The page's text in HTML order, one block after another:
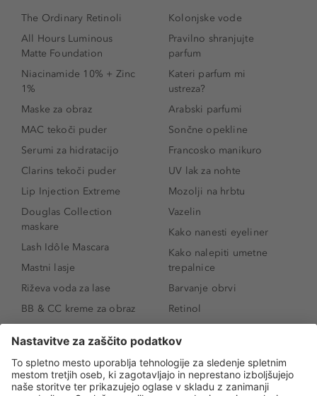
The Ordinary Retinoli
All Hours Luminous
Matte Foundation
Niacinamide 10% + Zinc
1%
Maske za obraz
MAC tekoči puder
Serumi za hidratacijo
Clarins tekoči puder
Lip Injection Extreme
Douglas Collection
maskare
Lash Idôle Mascara
Mastni lasje
Riževa voda za lase
BB & CC kreme za obraz
SPF 30
Senčila za oči
Tekoči puder
Kolonjske vode
Pravilno shranjujte
parfum
Kateri parfum mi
ustreza?
Arabski parfumi
Sončne opekline
Francosko manikuro
UV lak za nohte
Mozolji na hrbtu
Vazelin
Kako nanesti eyeliner
Kako nalepiti umetne
trepalnice
Barvanje obrvi
Retinol
Niacinamid
Rozacea